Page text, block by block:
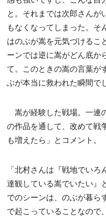
と。それまでは次郎さんが
もなくなってしまった。そ
はのぶが嵩を元気づけるこ
ーンでは逆に嵩がどん底か
て。このときの嵩の言葉が
ぶが本当に救われた瞬間で
嵩が経験した戦場。一連
の作品を通して、改めて戦
も増えたら」とコメント。
「北村さんは『戦地でい
達観している嵩でいたい』
でのシーンは、のぶが暮ら
で起こっていることなので